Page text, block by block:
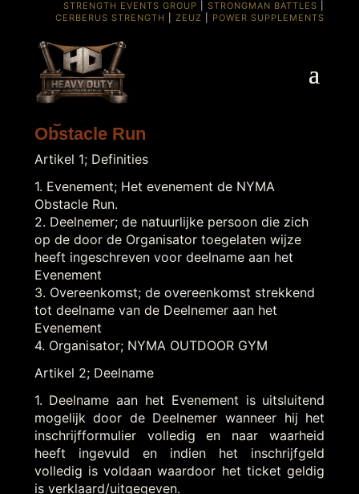
STRENGTH EVENTS GROUP |STRONGMAN BATTLES
CERBERUS STRENGTH
|ZEUZ POWER SUPPLEMENTS
Obstacle Run
Artikel 1; Definities
1. Evenement; Het evenement de NYMA
Obstacle Run.
2. Deelnemer; de natuurlijke persoon die zich
op de door de Organisator toegelaten wijze
heeft ingeschreven voor deelname aan het
Evenement
3. Overeenkomst; de overeenkomst strekkend
tot deelname van de Deelnemer aan het
Evenement
4. Organisator; NYMA OUTDOOR GYM
Artikel 2; Deelname
1. Deelname aan het Evenement is uitsluitend
mogelijk door de Deelnemer wanneer hij het
inschrijfformulier volledig en naar waarheid
heeft ingevuld en indien het inschrijfgeld
volledig is voldaan waardoor het ticket geldig
is verklaard/uitgegeven.